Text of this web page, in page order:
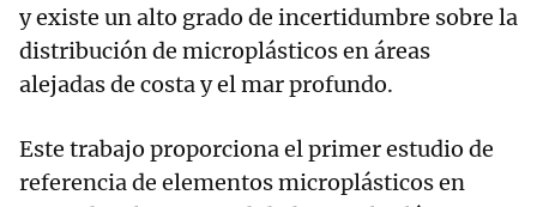
y existe un alto grado de incertidumbre sobre la
distribución de microplásticos en áreas
alejadas de costa y el mar profundo.
Este trabajo proporciona el primer estudio de
referencia de elementos microplásticos en